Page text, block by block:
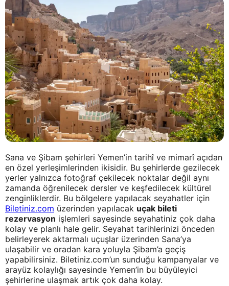
Sana ve Şibam şehirleri Yemen’in tarihî ve mimarî açıdan
en özel yerleşimlerinden ikisidir. Bu şehirlerde gezilecek
yerler yalnızca fotoğraf çekilecek noktalar değil aynı
zamanda öğrenilecek dersler ve keşfedilecek kültürel
zenginliklerdir. Bu bölgelere yapılacak seyahatler için
Biletiniz.com üzerinden yapılacak uçak bileti
rezervasyon işlemleri sayesinde seyahatiniz çok daha
kolay ve planlı hale gelir. Seyahat tarihlerinizi önceden
belirleyerek aktarmalı uçuşlar üzerinden Sana’ya
ulaşabilir ve oradan kara yoluyla Şibam’a geçiş
yapabilirsiniz. Biletiniz.com’un sunduğu kampanyalar ve
arayüz kolaylığı sayesinde Yemen’in bu büyüleyici
şehirlerine ulaşmak artık çok daha kolay.